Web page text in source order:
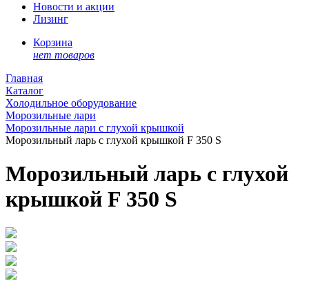
Новости и акции
Лизинг
Корзина
нет товаров
Главная
Каталог
Холодильное оборудование
Морозильные лари
Морозильные лари с глухой крышкой
Морозильный ларь с глухой крышкой F 350 S
Морозильный ларь с глухой
крышкой F 350 S